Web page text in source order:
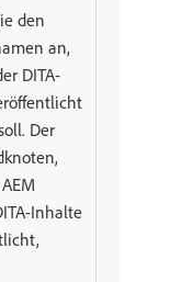
den
an,
DITA-
Der
Inhalte